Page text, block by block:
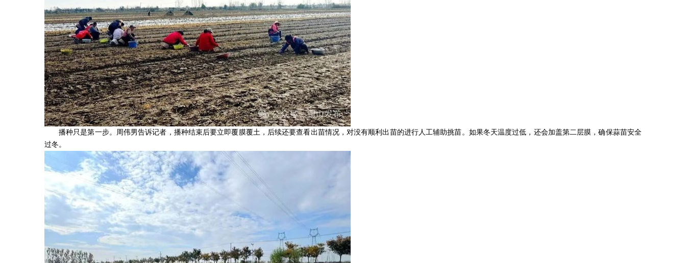
播种只是第一步。周伟男告诉记者，播种结束后要立即覆膜覆土，后续还要查看出苗情况，对没有顺利出苗的进行人工辅助挑苗。如果冬天温度过低，还会加盖第二层膜，确保蒜苗安全
过冬。